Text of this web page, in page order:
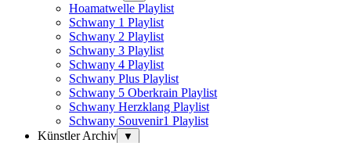
Hoamatwelle Playlist
Schwany 1 Playlist
Schwany 2 Playlist
Schwany 3 Playlist
Schwany 4 Playlist
Schwany Plus Playlist
Schwany 5 Oberkrain Playlist
Schwany Herzklang Playlist
Schwany Souvenir1 Playlist
Künstler Archiv
▼